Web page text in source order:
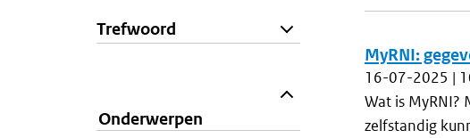
Trefwoord
Onderwerpen
MyRNI:
16-07-2025 |
Wat is MyRNI?
zelfstandig